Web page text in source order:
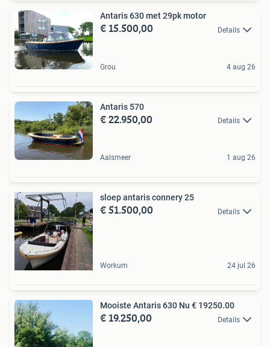
Antaris 630 met 29pk motor
€ 15.500,00 Details
Grou 4 aug 26
Antaris 570
€ 22.950,00 Details
Aalsmeer 1 aug 26
sloep antaris connery 25
€ 51.500,00 Details
Workum 24 jul 26
Mooiste Antaris 630 Nu € 19250.00
€ 19.250,00 Details